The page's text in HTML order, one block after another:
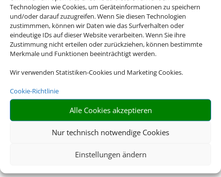
Technologien wie Cookies, um Geräteinformationen zu speichern
und/oder darauf zuzugreifen. Wenn Sie diesen Technologien
zustimmmen, können wir Daten wie das Surfverhalten oder
eindeutige IDs auf dieser Website verarbeiten. Wenn Sie ihre
Zustimmung nicht erteilen oder zurückziehen, können bestimmte
Merkmale und Funktionen beeinträchtigt werden.
Wir verwenden Statistiken-Cookies und Marketing Cookies.
Cookie-Richtlinie
Alle Cookies akzeptieren
Nur technisch notwendige Cookies
Einstellungen ändern